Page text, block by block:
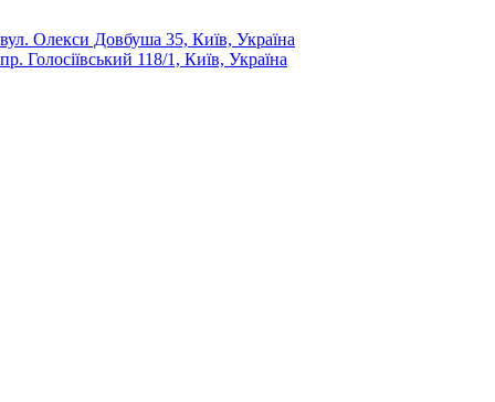
вул. Олекси Довбуша 35, Київ, Україна
пр. Голосіївський 118/1, Київ, Україна